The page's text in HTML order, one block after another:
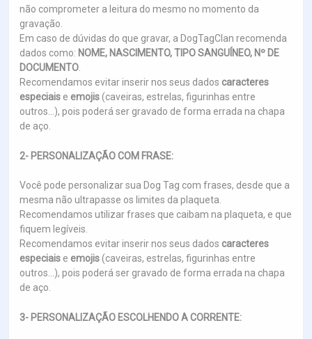
não comprometer a leitura do mesmo no momento da
gravação.
Em caso de dúvidas do que gravar, a DogTagClan recomenda
dados como: NOME, NASCIMENTO, TIPO SANGUÍNEO, Nº DE
DOCUMENTO
Recomendamos evitar inserir nos seus dados caracteres
especiais e emojis(caveiras, estrelas, figurinhas entre
outros...), pois poderá ser gravado de forma errada na chapa
de aço.
2- PERSONALIZAÇÃO COM FRASE:
Você pode personalizar sua Dog Tag com frases, desde que a
mesma não ultrapasse os limites da plaqueta.
Recomendamos utilizar frases que caibam na plaqueta, e que
fiquem legíveis.
Recomendamos evitar inserir nos seus dados caracteres
especiais e emojis(caveiras, estrelas, figurinhas entre
outros...), pois poderá ser gravado de forma errada na chapa
de aço.
3- PERSONALIZAÇÃO ESCOLHENDO A CORRENTE: